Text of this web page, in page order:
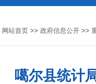
网站首页 >>政府信息公开 >>
噶尔县统计